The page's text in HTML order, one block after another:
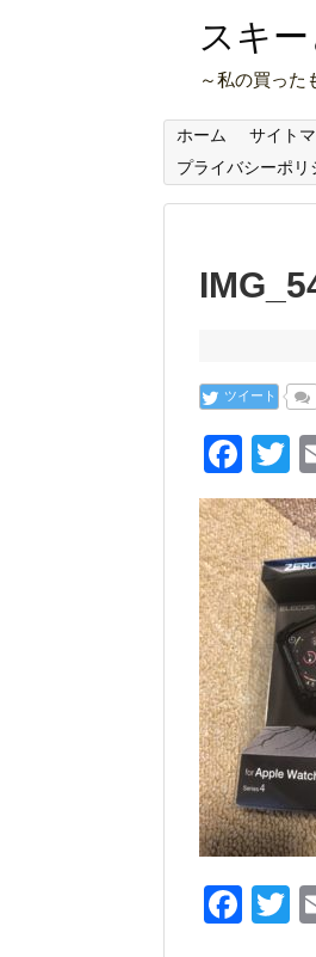
スキ
～私の買った
ホーム サイト
プライバシーポリ
ツイート
F
a
c
e
b
o
o
k
T
tt
F
T